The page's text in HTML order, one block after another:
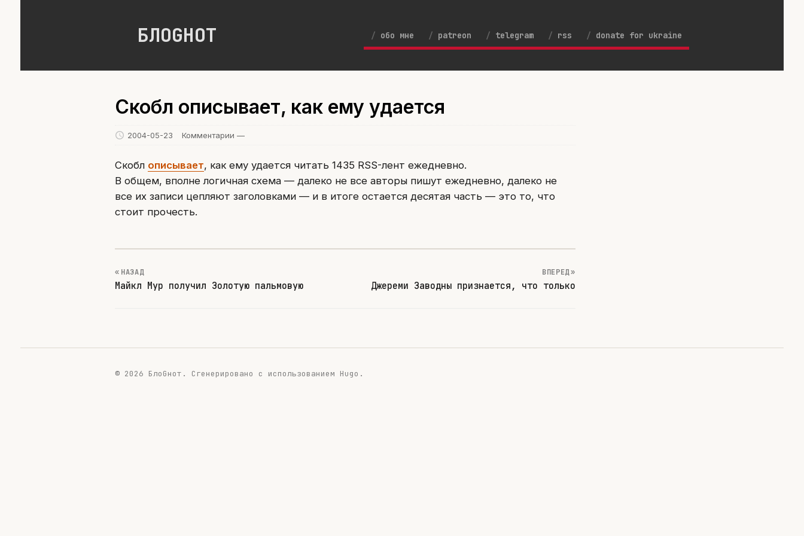
БЛОGНОТ обо мне patreon telegram rss donate for ukraine
Скобл описывает, как ему удается
2004-05-23 Комментарии —
Скобл описывает, как ему удается читать 1435 RSS-лент ежедневно.
В общем, вполне логичная схема — далеко не все авторы пишут ежедневно, далеко не
все их записи цепляют заголовками — и в итоге остается десятая часть — это то, что
стоит прочесть.
« НАЗАД
Майкл Мур получил Золотую пальмовую
ВПЕРЕД »
Джереми Заводны признается, что только
© 2026 БлоGнот. Сгенерировано с использованием Hugo .